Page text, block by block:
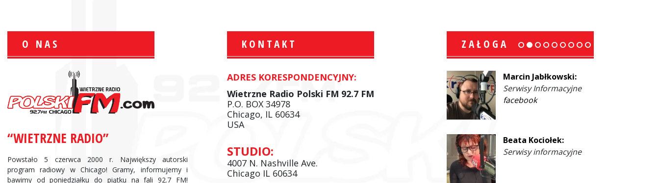
O NAS
“WIETRZNE RADIO”
Powstało 5 czerwca 2000 r. Największy autorski
program radiowy w Chicago! Gramy, informujemy i
bawimy od poniedziałku do piątku na fali 92.7 FM!
KONTAKT
ADRES KORESPONDENCYJNY:
Wietrzne Radio Polski FM 92.7 FM
P.O. BOX 34978
Chicago, IL 60634
USA
STUDIO:
4007 N. Nashville Ave.
Chicago IL 60634
ZAŁOGA
Informacje Giełdowe
Krzysztof Wawer:
Komentator
facebook
Marcin Jabłkowski:
Serwisy Informacyjne
facebook
Beata Kociołek:
Serwisy informacyjne